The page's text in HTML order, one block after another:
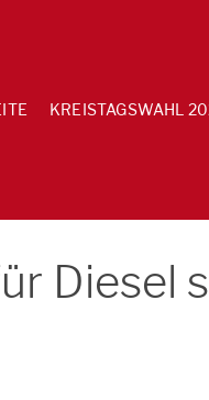
KREISTAGSWAHL
Diesel